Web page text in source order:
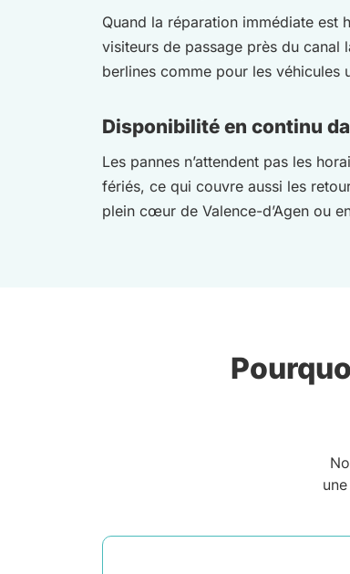
Quand la réparation immédiate est
visiteurs de passage près du canal
berlines comme pour les véhicules
Disponibilité en continu
Les pannes n’attendent pas les
fériés, ce qui couvre aussi les
plein cœur de Valence-d’Agen ou